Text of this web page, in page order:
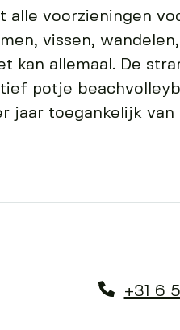
alle voorzieningen
vissen,
kan allemaal. De
potje
jaar toegankelijk
+31 6